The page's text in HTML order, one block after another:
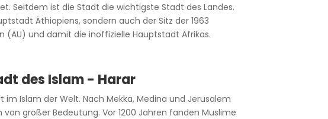
Seitdem ist die Stadt die wichtigste Stadt des Landes.
Äthiopiens, sondern auch der Sitz der 1963
(AU) und damit die inoffizielle Hauptstadt Afrikas.
des Islam - Harar
im Islam der Welt. Nach Mekka, Medina und Jerusalem
großer Bedeutung. Vor 1200 Jahren fanden Muslime